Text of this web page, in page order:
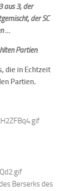
aus 3, der
der SC
…
Partien:
die in Echtzeit
Partien.
Berserks des